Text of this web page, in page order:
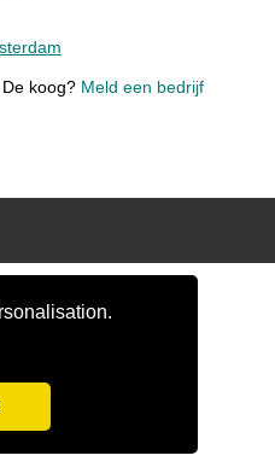
koog? Meld een bedrijf